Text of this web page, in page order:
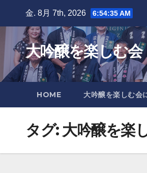
content
金. 8月 7th, 2026 6:54:36 AM
大吟醸を楽しむ会
HOME 大吟醸を楽しむ会
タグ: 大吟醸を